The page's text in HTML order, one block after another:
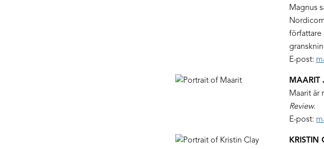
Magnus
författare
E-post:
MAARIT
Maarit är
Review.
E-post:
KRISTIN